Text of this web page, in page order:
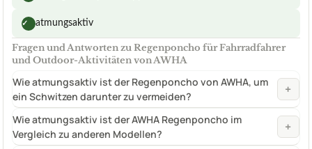
✓ atmungsaktiv
Fragen und Antworten zu Regenponcho für Fahrradfahrer
und Outdoor-Aktivitäten von AWHA
Wie atmungsaktiv ist der Regenponcho von AWHA, um
ein Schwitzen darunter zu vermeiden?
+
Wie atmungsaktiv ist der AWHA Regenponcho im
Vergleich zu anderen Modellen?
+